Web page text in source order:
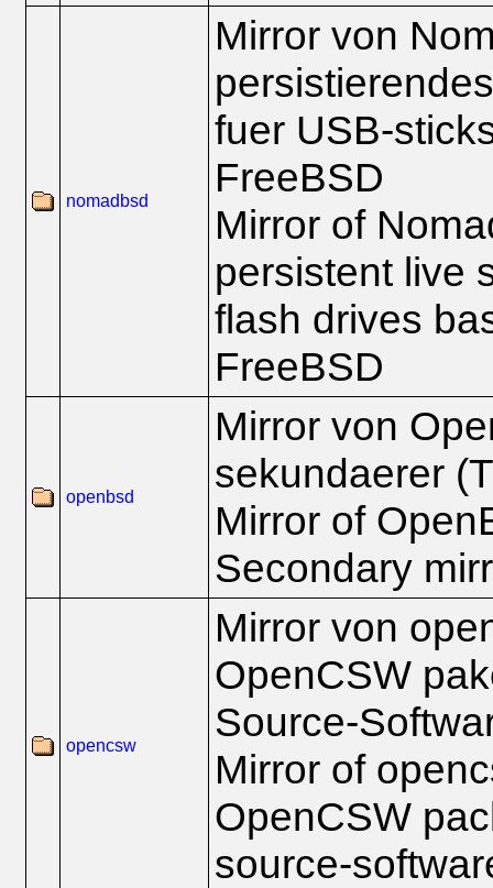
nomadbsd
Mirror von
fuer USB-
FreeBSD
Mirror of
persistent live
flash drives
FreeBSD
openbsd
Mirror von
sekundaerer
Mirror of
Secondary
opencsw
Mirror von
OpenCSW
Source-
Mirror of
OpenCSW
source-